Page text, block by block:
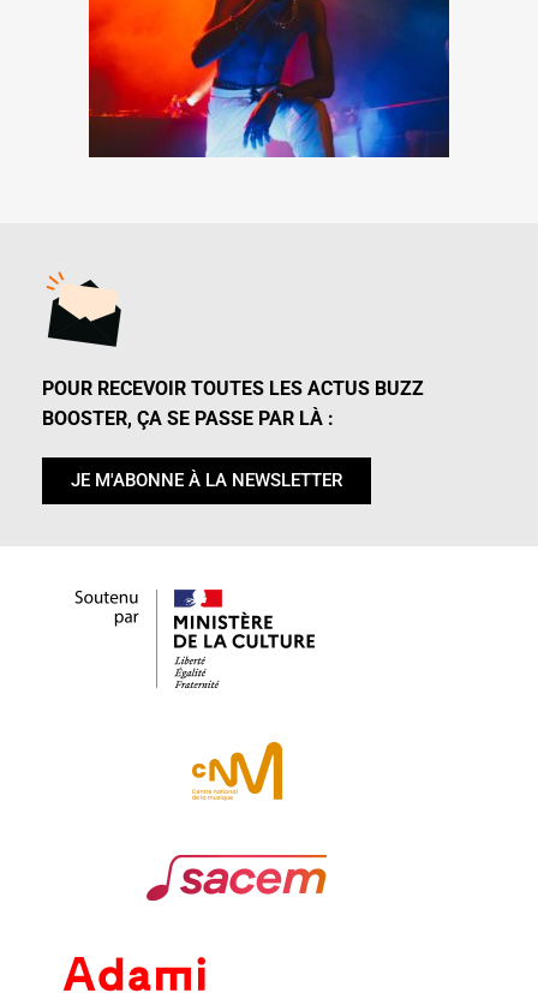
POUR RECEVOIR TOUTES LES ACTUS BUZZ
BOOSTER, ÇA SE PASSE PAR LÀ :
JE M'ABONNE À LA NEWSLETTER